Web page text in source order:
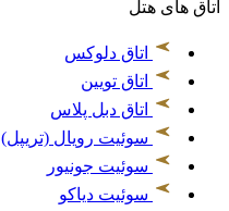
اتاق های هتل
اتاق دلوکس
اتاق تویین
اتاق دبل پلاس
سوئیت رویال (تریپل)
سوئیت جونیور
سوئیت دیاکو